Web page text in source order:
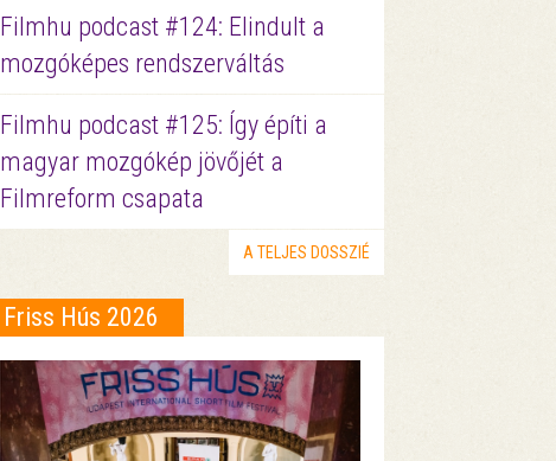
Filmhu podcast #124: Elindult a
mozgóképes rendszerváltás
Filmhu podcast #125: Így építi a
magyar mozgókép jövőjét a
Filmreform csapata
A TELJES DOSSZIÉ
Friss Hús 2026